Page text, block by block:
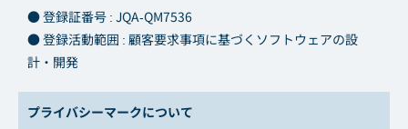
● 登録証番号 : JQA-QM7536
● 登録活動範囲 : 顧客要求事項に基づくソフトウェアの設
計・開発
プライバシーマークについて